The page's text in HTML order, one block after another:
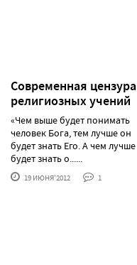
Современная цензура
религиозных учений
«Чем выше будет понимать
человек Бога, тем лучше он
будет знать Его. А чем лучше
будет знать о......
19 ИЮНЯ'2012 1